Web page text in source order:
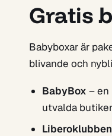
Gratis
Babyboxar är
blivande och
BabyBox – en
utvalda